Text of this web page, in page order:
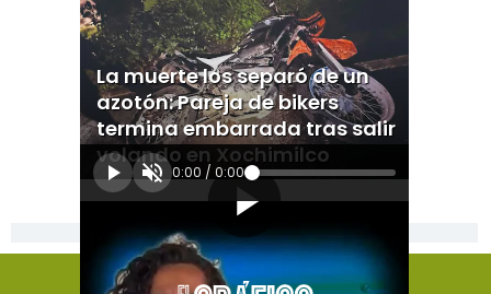
La muerte los separó de un
azotón: Pareja de bikers
termina embarrada tras salir
volando en Xochimilco
0:00 / 0:00
[Publicidad]